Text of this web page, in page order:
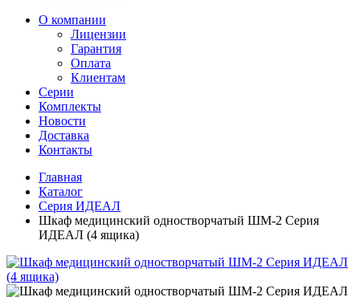
О компании
Лицензии
Гарантия
Оплата
Клиентам
Серии
Комплекты
Новости
Доставка
Контакты
Главная
Каталог
Серия ИДЕАЛ
Шкаф медицинский одностворчатый ШМ-2 Серия
ИДЕАЛ (4 ящика)